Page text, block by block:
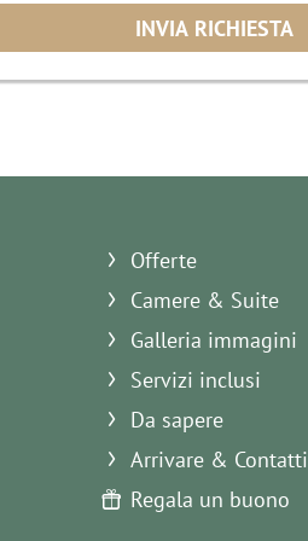
Offerte
Camere & Suite
Galleria immagini
Servizi inclusi
Da sapere
Arrivare & Contatti
Regala un buono